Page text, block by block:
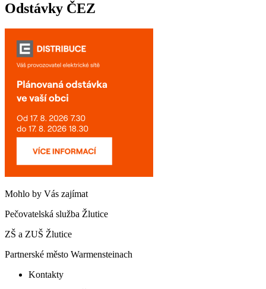
Odstávky ČEZ
Mohlo by Vás zajímat
Pečovatelská služba Žlutice
ZŠ a ZUŠ Žlutice
Partnerské město Warmensteinach
Kontakty